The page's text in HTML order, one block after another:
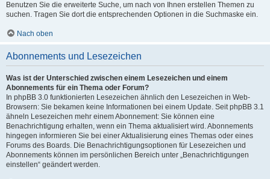
Benutzen Sie die erweiterte Suche, um nach von Ihnen erstellen Themen zu
suchen. Tragen Sie dort die entsprechenden Optionen in die Suchmaske ein.
Nach oben
Abonnements und Lesezeichen
Was ist der Unterschied zwischen einem Lesezeichen und einem
Abonnements für ein Thema oder Forum?
In phpBB 3.0 funktionierten Lesezeichen ähnlich den Lesezeichen in Web-
Browsern: Sie bekamen keine Informationen bei einem Update. Seit phpBB 3.1
ähneln Lesezeichen mehr einem Abonnement: Sie können eine
Benachrichtigung erhalten, wenn ein Thema aktualisiert wird. Abonnements
hingegen informieren Sie bei einer Aktualisierung eines Themas oder eines
Forums des Boards. Die Benachrichtigungsoptionen für Lesezeichen und
Abonnements können im persönlichen Bereich unter „Benachrichtigungen
einstellen“ geändert werden.